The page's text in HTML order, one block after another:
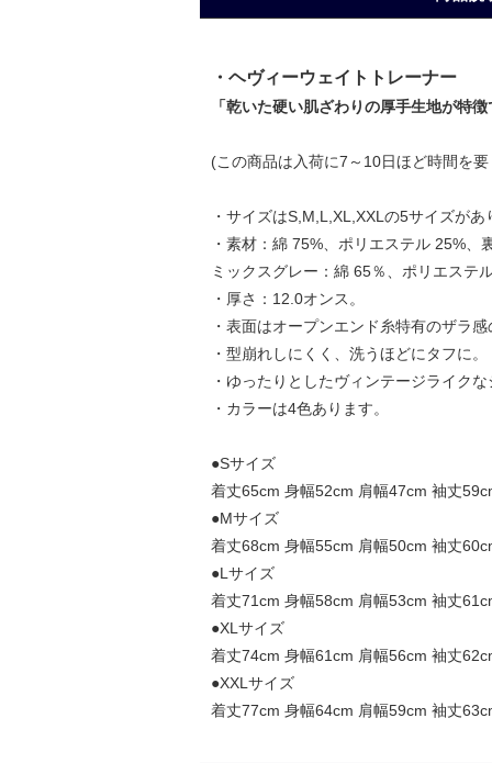
・ヘヴィーウェイトトレーナー
「乾いた硬い肌ざわりの厚手生地が特
(この商品は入荷に7～10日ほど時間を
・サイズはS,M,L,XL,XXLの5サイズがあ
・素材：綿 75%、ポリエステル 25%
ミックスグレー：綿 65％、ポリエステ
・厚さ：12.0オンス。
・表面はオープンエンド糸特有のザラ
・型崩れしにくく、洗うほどにタフに。
・ゆったりとしたヴィンテージライク
・カラーは4色あります。
●Sサイズ
着丈65cm 身幅52cm 肩幅47cm 袖丈
●Mサイズ
着丈68cm 身幅55cm 肩幅50cm 袖丈
●Lサイズ
着丈71cm 身幅58cm 肩幅53cm 袖丈
●XLサイズ
着丈74cm 身幅61cm 肩幅56cm 袖丈
●XXLサイズ
着丈77cm 身幅64cm 肩幅59cm 袖丈